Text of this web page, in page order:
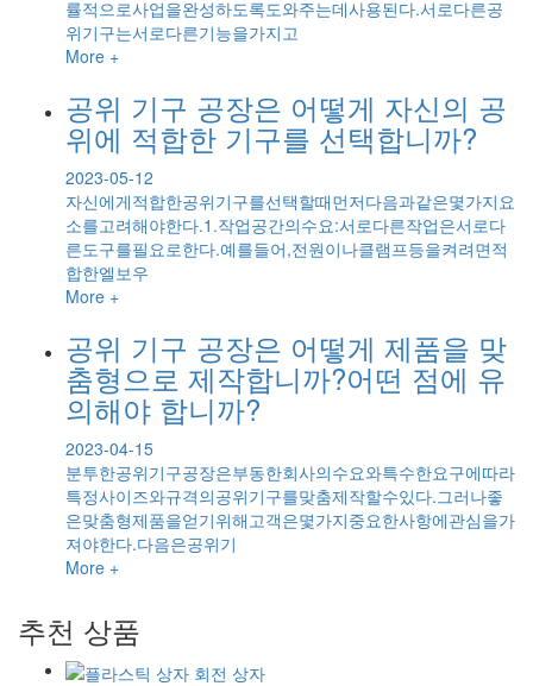
률적으로사업을완성하도록도와주는데사용된다.서로다른공
위기구는서로다른기능을가지고
More +
공위 기구 공장은 어떻게 자신의 공
위에 적합한 기구를 선택합니까?
2023-05-12
자신에게적합한공위기구를선택할때먼저다음과같은몇가지요
소를고려해야한다.1.작업공간의수요:서로다른작업은서로다
른도구를필요로한다.예를들어,전원이나클램프등을켜려면적
합한엘보우
More +
공위 기구 공장은 어떻게 제품을 맞
춤형으로 제작합니까?어떤 점에 유
의해야 합니까?
2023-04-15
분투한공위기구공장은부동한회사의수요와특수한요구에따라
특정사이즈와규격의공위기구를맞춤제작할수있다.그러나좋
은맞춤형제품을얻기위해고객은몇가지중요한사항에관심을가
져야한다.다음은공위기
More +
추천 상품